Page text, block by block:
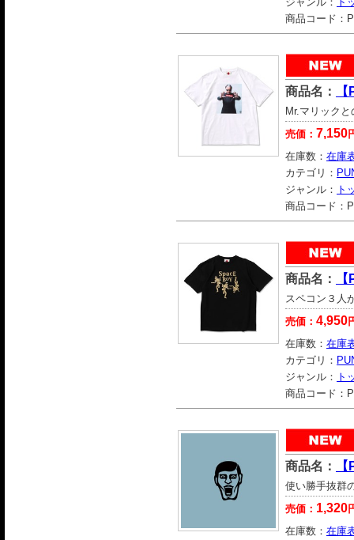
商品コード：
商品名：
Mr.マリック
売価： 7,150
在庫数： 在庫
カテゴリ：
ジャンル： ト
商品コード：
商品名：
スペコン３人
売価： 4,950
在庫数： 在庫
カテゴリ：
ジャンル： ト
商品コード：
商品名：
使い勝手抜群
売価： 1,320
在庫数： 在庫